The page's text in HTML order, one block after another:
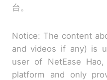
台。
Notice: The content
and videos if any) is
user of NetEase
platform and only